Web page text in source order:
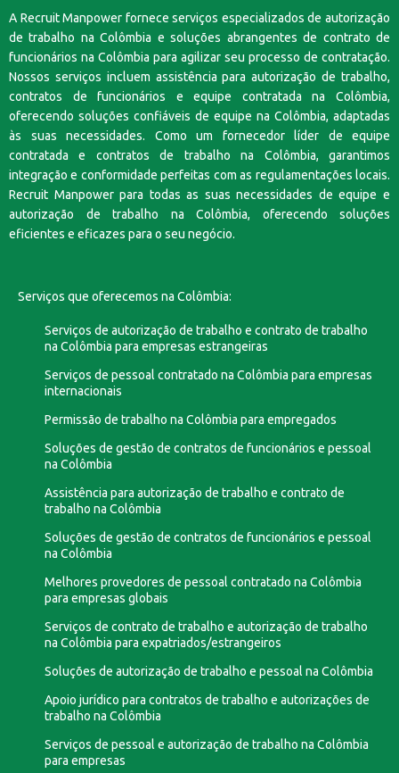
A Recruit Manpower fornece serviços especializados de autorização
de trabalho na Colômbia e soluções abrangentes de contrato de
funcionários na Colômbia para agilizar seu processo de contratação.
Nossos serviços incluem assistência para autorização de trabalho,
contratos de funcionários e equipe contratada na Colômbia,
oferecendo soluções confiáveis de equipe na Colômbia, adaptadas
às suas necessidades. Como um fornecedor líder de equipe
contratada e contratos de trabalho na Colômbia, garantimos
integração e conformidade perfeitas com as regulamentações locais.
Recruit Manpower para todas as suas necessidades de equipe e
autorização de trabalho na Colômbia, oferecendo soluções
eficientes e eficazes para o seu negócio.
Serviços que oferecemos na Colômbia:
Serviços de autorização de trabalho e contrato de trabalho
na Colômbia para empresas estrangeiras
Serviços de pessoal contratado na Colômbia para empresas
internacionais
Permissão de trabalho na Colômbia para empregados
Soluções de gestão de contratos de funcionários e pessoal
na Colômbia
Assistência para autorização de trabalho e contrato de
trabalho na Colômbia
Soluções de gestão de contratos de funcionários e pessoal
na Colômbia
Melhores provedores de pessoal contratado na Colômbia
para empresas globais
Serviços de contrato de trabalho e autorização de trabalho
na Colômbia para expatriados/estrangeiros
Soluções de autorização de trabalho e pessoal na Colômbia
Apoio jurídico para contratos de trabalho e autorizações de
trabalho na Colômbia
Serviços de pessoal e autorização de trabalho na Colômbia
para empresas